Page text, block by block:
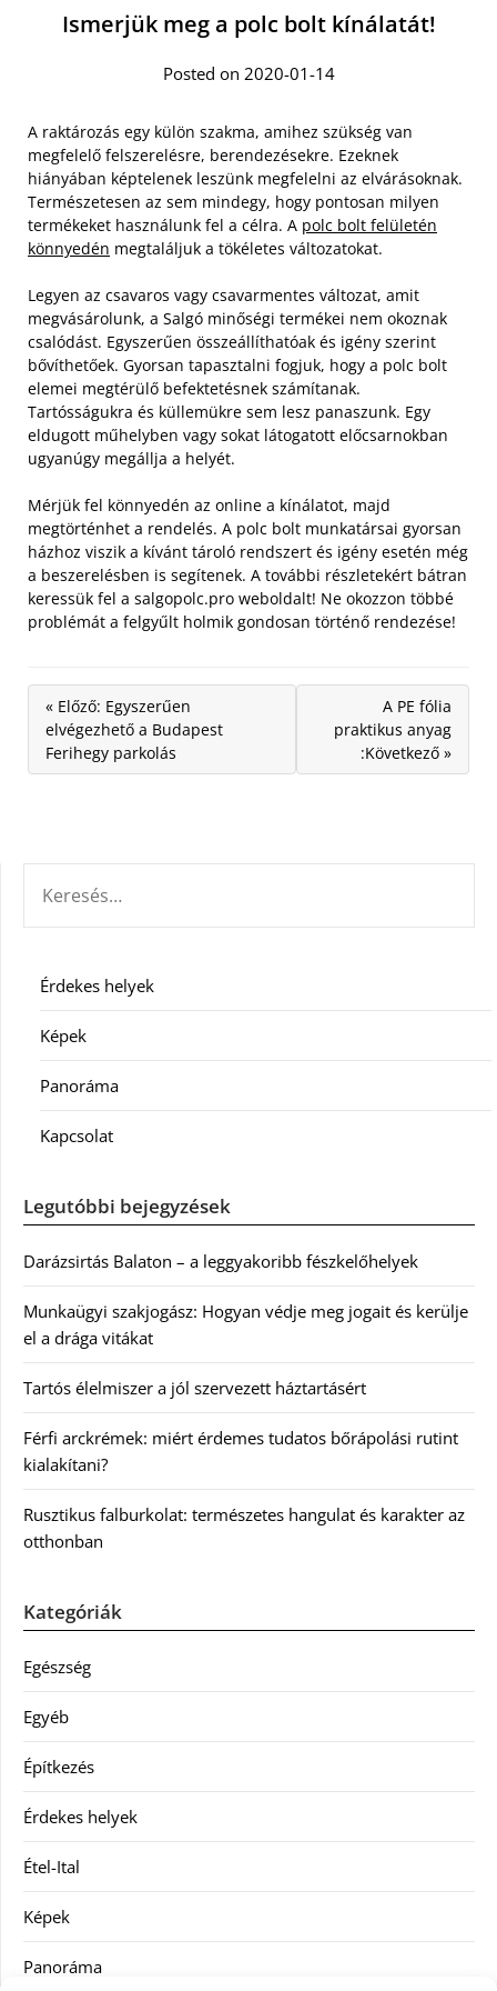
Ismerjük meg a polc bolt kínálatát!
Posted on 2020-01-14
A raktározás egy külön szakma, amihez szükség van
megfelelő felszerelésre, berendezésekre. Ezeknek
hiányában képtelenek leszünk megfelelni az elvárásoknak.
Természetesen az sem mindegy, hogy pontosan milyen
termékeket használunk fel a célra. A polc bolt felületén
könnyedén megtaláljuk a tökéletes változatokat.
Legyen az csavaros vagy csavarmentes változat, amit
megvásárolunk, a Salgó minőségi termékei nem okoznak
csalódást. Egyszerűen összeállíthatóak és igény szerint
bővíthetőek. Gyorsan tapasztalni fogjuk, hogy a polc bolt
elemei megtérülő befektetésnek számítanak.
Tartósságukra és küllemükre sem lesz panaszunk. Egy
eldugott műhelyben vagy sokat látogatott előcsarnokban
ugyanúgy megállja a helyét.
Mérjük fel könnyedén az online a kínálatot, majd
megtörténhet a rendelés. A polc bolt munkatársai gyorsan
házhoz viszik a kívánt tároló rendszert és igény esetén még
a beszerelésben is segítenek. A további részletekért bátran
keressük fel a salgopolc.pro weboldalt! Ne okozzon többé
problémát a felgyűlt holmik gondosan történő rendezése!
« Előző: Egyszerűen
elvégezhető a Budapest
Ferihegy parkolás
A PE fólia
praktikus anyag
:Következő »
Érdekes helyek
Képek
Panoráma
Kapcsolat
Legutóbbi bejegyzések
Darázsirtás Balaton – a leggyakoribb fészkelőhelyek
Munkaügyi szakjogász: Hogyan védje meg jogait és kerülje
el a drága vitákat
Tartós élelmiszer a jól szervezett háztartásért
Férfi arckrémek: miért érdemes tudatos bőrápolási rutint
kialakítani?
Rusztikus falburkolat: természetes hangulat és karakter az
otthonban
Kategóriák
Egészség
Egyéb
Építkezés
Érdekes helyek
Étel-Ital
Képek
Panoráma